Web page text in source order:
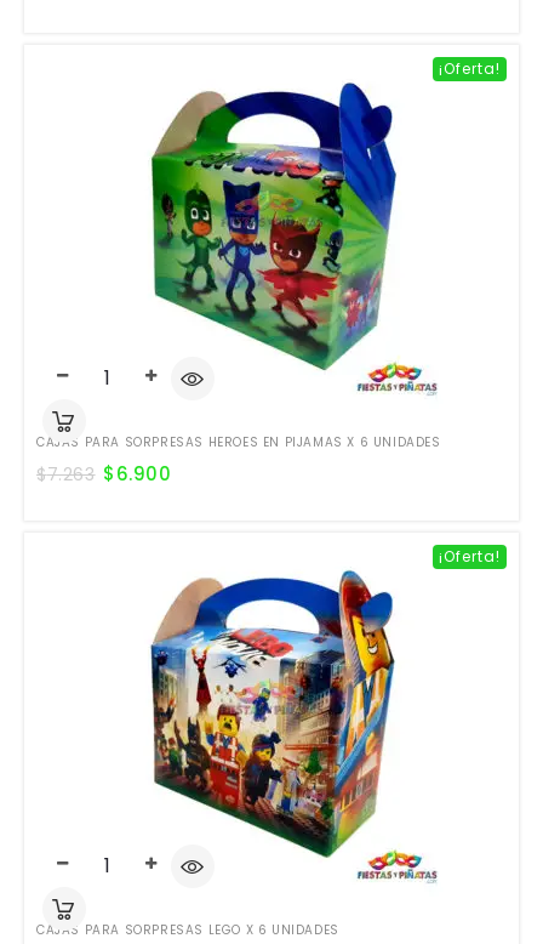
¡Oferta!
CAJAS PARA SORPRESAS HEROES EN PIJAMAS X 6 UNIDADES
$7.263 $6.900
¡Oferta!
CAJAS PARA SORPRESAS LEGO X 6 UNIDADES